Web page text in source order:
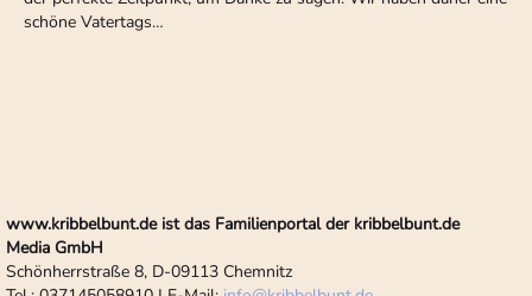
schöne Vatertags…
www.kribbelbunt.de ist das Familienportal der kribbelbunt.de
Media GmbH
Schönherrstraße 8, D-09113 Chemnitz